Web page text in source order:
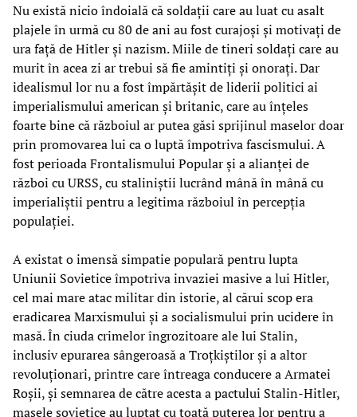
Nu există nicio îndoială că soldații care au luat cu asalt
plajele în urmă cu 80 de ani au fost curajoși și motivați de
ura față de Hitler și nazism. Miile de tineri soldați care au
murit în acea zi ar trebui să fie amintiți și onorați. Dar
idealismul lor nu a fost împărtășit de liderii politici ai
imperialismului american și britanic, care au înțeles
foarte bine că războiul ar putea găsi sprijinul maselor doar
prin promovarea lui ca o luptă împotriva fascismului. A
fost perioada Frontalismului Popular și a alianței de
război cu URSS, cu staliniștii lucrând mână în mână cu
imperialiștii pentru a legitima războiul în percepția
populației.
A existat o imensă simpatie populară pentru lupta
Uniunii Sovietice împotriva invaziei masive a lui Hitler,
cel mai mare atac militar din istorie, al cărui scop era
eradicarea Marxismului și a socialismului prin ucidere în
masă. În ciuda crimelor îngrozitoare ale lui Stalin,
inclusiv epurarea sângeroasă a Troțkiștilor și a altor
revoluționari, printre care întreaga conducere a Armatei
Roșii, și semnarea de către acesta a pactului Stalin-Hitler,
masele sovietice au luptat cu toată puterea lor pentru a